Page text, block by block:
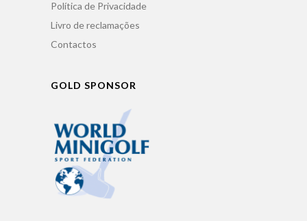
Política de Privacidade
Livro de reclamações
Contactos
GOLD SPONSOR